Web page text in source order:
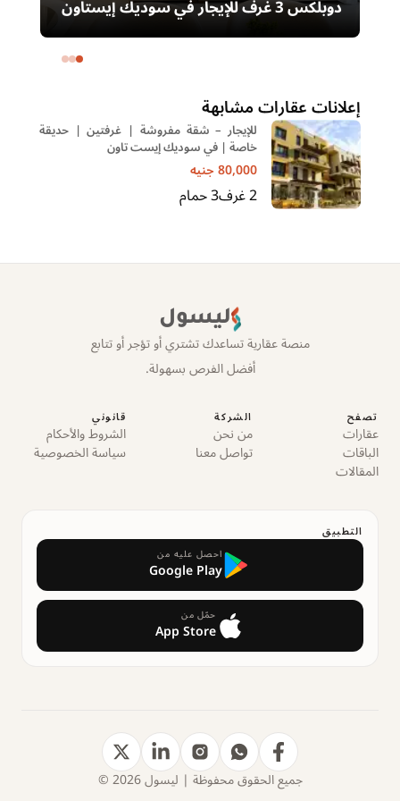
دوبلكس 3 غرف للإيجار في سوديك إيستاون
– التجمع الخامس | غرفة ناني
إعلانات عقارات مشابهة
للإيجار – شقة مفروشة | غرفتين | حديقة
خاصة | في سوديك إيست تاون
80,000جنيه
2غرف3حمام
ليسول
منصة عقارية تساعدك تشتري أو تؤجر أو تتابع
أفضل الفرص بسهولة.
تصفح
عقارات
الباقات
المقالات
الشركة
من نحن
تواصل معنا
قانوني
الشروط والأحكام
سياسة الخصوصية
التطبيق
احصل عليه من
Google Play
حمّل من
App Store
جميع الحقوق محفوظة | ليسول 2026 ©